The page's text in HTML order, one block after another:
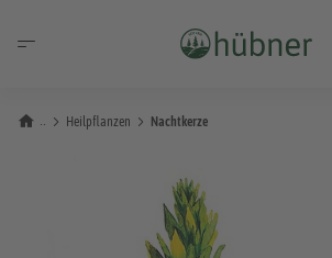
Heilpflanzen Nachtkerze